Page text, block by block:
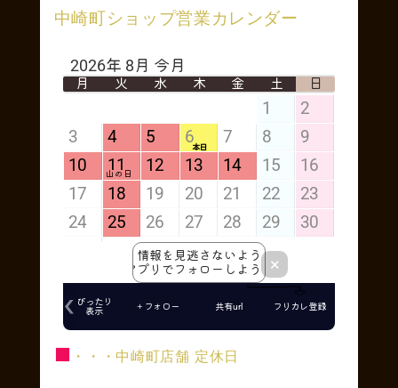
中崎町ショップ営業カレンダー
■ ・・・中崎町店舗 定休日